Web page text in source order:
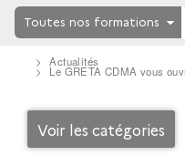
Toutes nos formations
Actualités
Le GRETA CDMA vous
Voir les catégories